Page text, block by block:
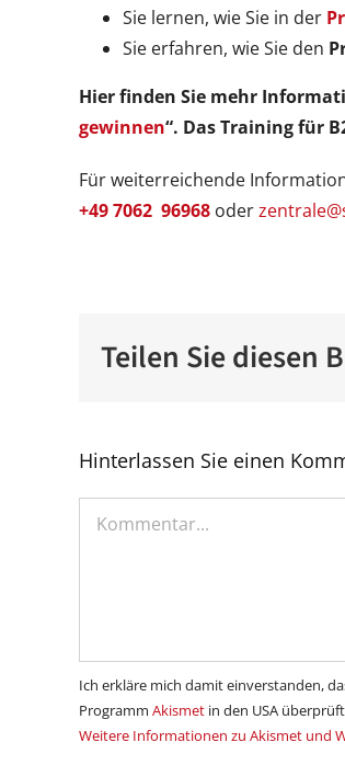
Sie lernen, wie Sie in der
Sie erfahren, wie Sie den
Hier finden Sie mehr
gewinnen“. Das Training für
Für weiterreichende
+49 7062 96968 oder
Teilen Sie diesen
Hinterlassen Sie einen
Kommentar
Ich erkläre mich damit einverstanden,
Programm Akismetin den USA
Weitere Informationen zu Akismet und